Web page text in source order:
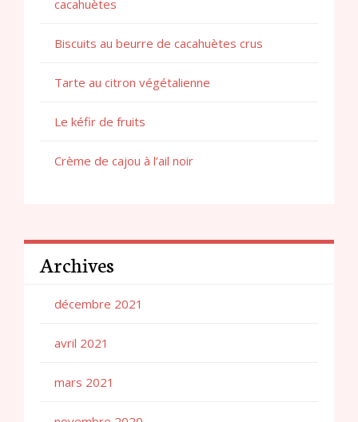
cacahuètes
Biscuits au beurre de cacahuètes crus
Tarte au citron végétalienne
Le kéfir de fruits
Crème de cajou à l’ail noir
Archives
décembre 2021
avril 2021
mars 2021